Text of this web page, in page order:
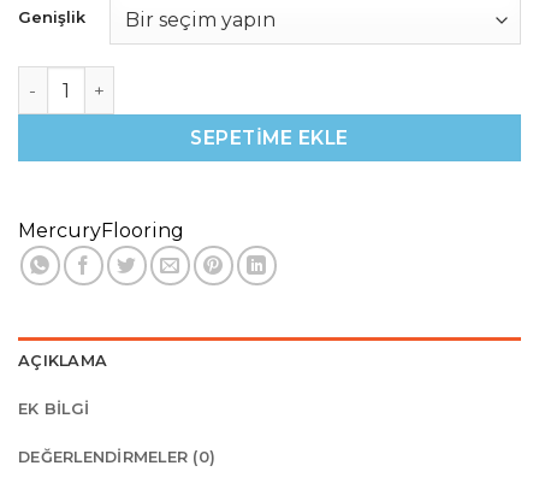
Genişlik
Turbo 78 Antrasit Nem ve Toz Alıcı Yolluk – Genişlik 200
SEPETIME EKLE
MercuryFlooring
AÇIKLAMA
EK BILGI
DEĞERLENDIRMELER (0)